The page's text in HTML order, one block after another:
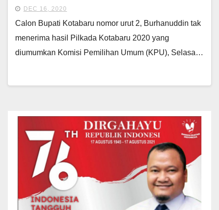
DEC 16, 2020
Calon Bupati Kotabaru nomor urut 2, Burhanuddin tak
menerima hasil Pilkada Kotabaru 2020 yang
diumumkan Komisi Pemilihan Umum (KPU), Selasa…